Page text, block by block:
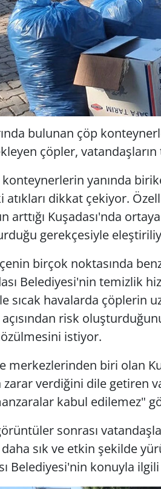
bulunan çöp
çöpler,
yanında
atıkları dikkat çekiyor.
arttığı Kuşadası'nda
gerekçesiyle
birçok noktasında
Belediyesi'nin temizlik
sıcak havalarda çöplerin
açısından risk
istiyor.
merkezlerinden biri olan
zarar verdiğini dile getiren
kabul edilemez"
sonrası
daha sık ve etkin şekilde
Belediyesi'nin konuyla